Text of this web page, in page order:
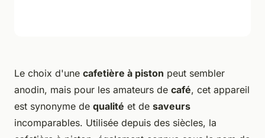
Le choix d'une cafetière à piston peut sembler
anodin, mais pour les amateurs de café, cet appareil
est synonyme de qualité et de saveurs
incomparables. Utilisée depuis des siècles, la